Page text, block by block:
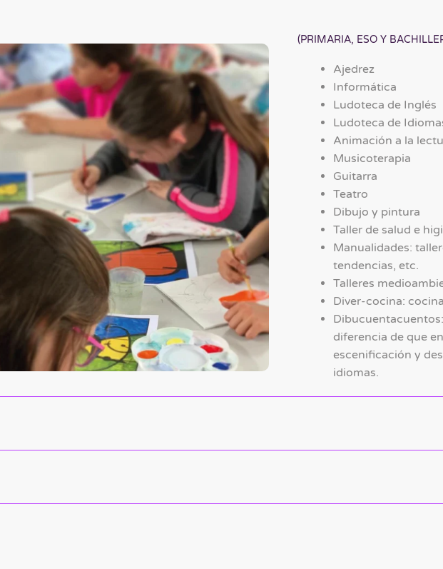
(PRIMARIA, ESO Y
Ajedrez
Informática
Ludoteca de Inglés
Ludoteca de
Animación a la
Musicoterapia
Guitarra
Teatro
Dibujo y pintura
Taller de salud e
Manualidades:
tendencias, etc.
Talleres
Diver-cocina:
diferencia de que
escenificación y
idiomas.